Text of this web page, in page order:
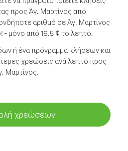
προς Άγ. Μαρτίνος από
αριθμό σε Άγ. Μαρτίνος
- μόνο από 16.5 ¢ το λεπτό.
ή ένα πρόγραμμα κλήσεων και
χρεώσεις ανά λεπτό προς
Μαρτίνος.
χρεώσεων